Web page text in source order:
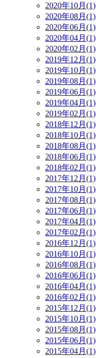
2020年10月(1)
2020年08月(1)
2020年06月(1)
2020年04月(1)
2020年02月(1)
2019年12月(1)
2019年10月(1)
2019年08月(1)
2019年06月(1)
2019年04月(1)
2019年02月(1)
2018年12月(1)
2018年10月(1)
2018年08月(1)
2018年06月(1)
2018年02月(1)
2017年12月(1)
2017年10月(1)
2017年08月(1)
2017年06月(1)
2017年04月(1)
2017年02月(1)
2016年12月(1)
2016年10月(1)
2016年08月(1)
2016年06月(1)
2016年04月(1)
2016年02月(1)
2015年12月(1)
2015年10月(1)
2015年08月(1)
2015年06月(1)
2015年04月(1)